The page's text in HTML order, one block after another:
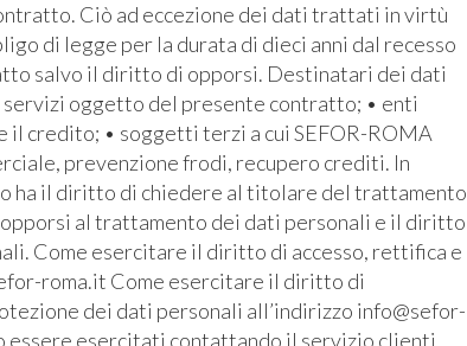
Ciò ad eccezione dei dati trattati in virtù
di legge per la durata di dieci anni dal recesso
salvo il diritto di opporsi. Destinatari dei dati
servizi oggetto del presente contratto; • enti
il credito; • soggetti terzi a cui SEFOR-ROMA
prevenzione frodi, recupero crediti. In
ha il diritto di chiedere al titolare del trattamento
al trattamento dei dati personali e il diritto
Come esercitare il diritto di accesso, rettifica e
roma.it Come esercitare il diritto di
dei dati personali all’indirizzo info@sefor-
essere esercitati contattando il servizio clienti